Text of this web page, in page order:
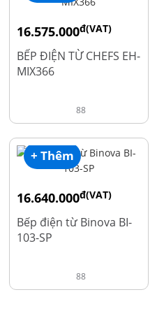
16.575.000đ(VAT)
19.500.000
BẾP ĐIỆN TỪ CHEFS EH-
MIX366
88
+ Thêm
16.640.000đ(VAT)
20.800.000
Bếp điện từ Binova BI-
103-SP
88